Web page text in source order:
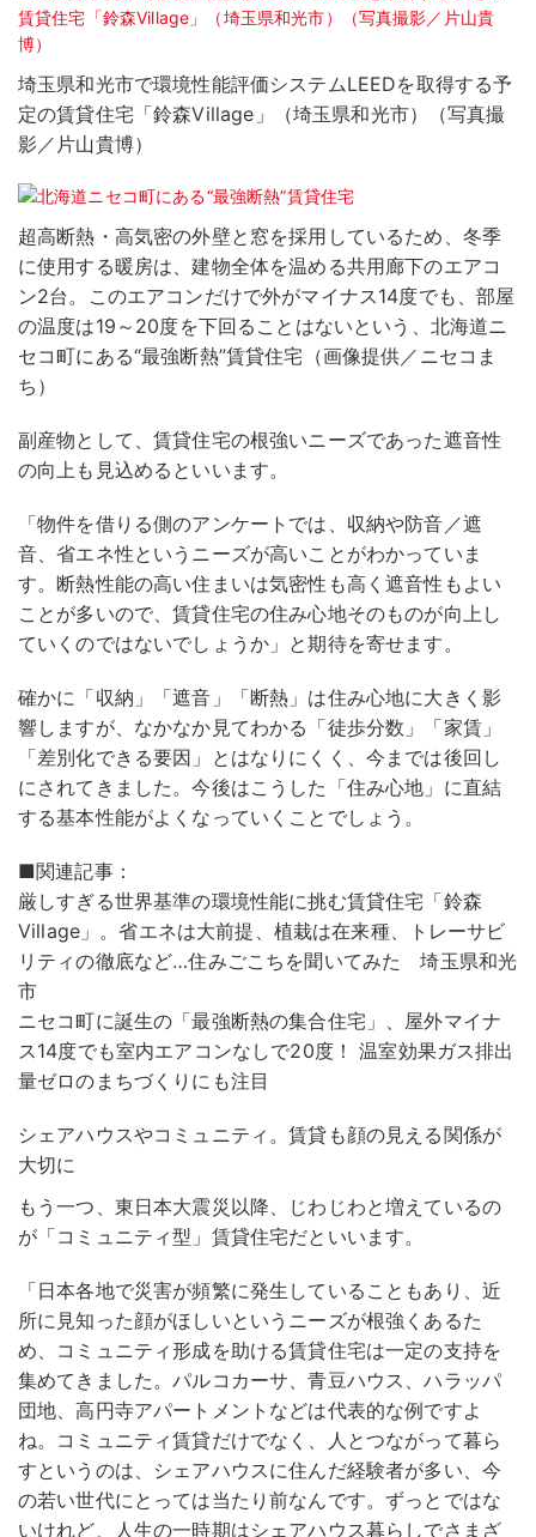
埼玉県和光市で環境性能評価システムLEEDを取得する予
定の賃貸住宅「鈴森Village」（埼玉県和光市）（写真撮
影／片山貴博）
超高断熱・高気密の外壁と窓を採用しているため、冬季
に使用する暖房は、建物全体を温める共用廊下のエアコ
ン2台。このエアコンだけで外がマイナス14度でも、部屋
の温度は19～20度を下回ることはないという、北海道ニ
セコ町にある“最強断熱”賃貸住宅（画像提供／ニセコま
ち）
副産物として、賃貸住宅の根強いニーズであった遮音性
の向上も見込めるといいます。
「物件を借りる側のアンケートでは、収納や防音／遮
音、省エネ性というニーズが高いことがわかっていま
す。断熱性能の高い住まいは気密性も高く遮音性もよい
ことが多いので、賃貸住宅の住み心地そのものが向上し
ていくのではないでしょうか」と期待を寄せます。
確かに「収納」「遮音」「断熱」は住み心地に大きく影
響しますが、なかなか見てわかる「徒歩分数」「家賃」
「差別化できる要因」とはなりにくく、今までは後回し
にされてきました。今後はこうした「住み心地」に直結
する基本性能がよくなっていくことでしょう。
■関連記事：
厳しすぎる世界基準の環境性能に挑む賃貸住宅「鈴森
Village」。省エネは大前提、植栽は在来種、トレーサビ
リティの徹底など…住みごこちを聞いてみた 埼玉県和光
市
ニセコ町に誕生の「最強断熱の集合住宅」、屋外マイナ
ス14度でも室内エアコンなしで20度！ 温室効果ガス排出
量ゼロのまちづくりにも注目
シェアハウスやコミュニティ。賃貸も顔の見える関係が
大切に
もう一つ、東日本大震災以降、じわじわと増えているの
が「コミュニティ型」賃貸住宅だといいます。
「日本各地で災害が頻繁に発生していることもあり、近
所に見知った顔がほしいというニーズが根強くあるた
め、コミュニティ形成を助ける賃貸住宅は一定の支持を
集めてきました。パルコカーサ、青豆ハウス、ハラッパ
団地、高円寺アパートメントなどは代表的な例ですよ
ね。コミュニティ賃貸だけでなく、人とつながって暮ら
すというのは、シェアハウスに住んだ経験者が多い、今
の若い世代にとっては当たり前なんです。ずっとではな
いけれど、人生の一時期はシェアハウス暮らしでさまざ